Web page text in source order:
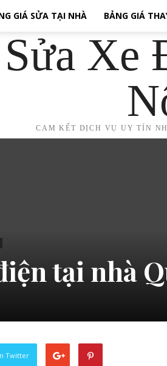
GIÁ SỬA TẠI NHÀ BẢNG GIÁ
Xe
CAM KẾT DỊCH VỤ UY TÍN
tại nhà
Twitter